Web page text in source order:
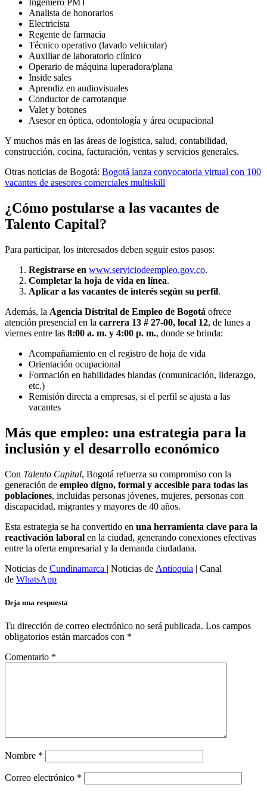
Ingeniero PMT
Analista de honorarios
Electricista
Regente de farmacia
Técnico operativo (lavado vehicular)
Auxiliar de laboratorio clínico
Operario de máquina luperadora/plana
Inside sales
Aprendiz en audiovisuales
Conductor de carrotanque
Valet y botones
Asesor en óptica, odontología y área ocupacional
Y muchos más en las áreas de logística, salud, contabilidad,
construcción, cocina, facturación, ventas y servicios generales.
Otras noticias de Bogotá: Bogotá lanza convocatoria virtual con 100
vacantes de asesores comerciales multiskill
¿Cómo postularse a las vacantes de
Talento Capital?
Para participar, los interesados deben seguir estos pasos:
Registrarse en www.serviciodeempleo.gov.co.
Completar la hoja de vida en línea.
Aplicar a las vacantes de interés según su perfil.
Además, la Agencia Distrital de Empleo de Bogotá ofrece
atención presencial en la carrera 13 # 27-00, local 12, de lunes a
viernes entre las 8:00 a. m. y 4:00 p. m., donde se brinda:
Acompañamiento en el registro de hoja de vida
Orientación ocupacional
Formación en habilidades blandas (comunicación, liderazgo,
etc.)
Remisión directa a empresas, si el perfil se ajusta a las
vacantes
Más que empleo: una estrategia para la
inclusión y el desarrollo económico
Con Talento Capital, Bogotá refuerza su compromiso con la
generación de empleo digno, formal y accesible para todas las
poblaciones, incluidas personas jóvenes, mujeres, personas con
discapacidad, migrantes y mayores de 40 años.
Esta estrategia se ha convertido en una herramienta clave para la
reactivación laboral en la ciudad, generando conexiones efectivas
entre la oferta empresarial y la demanda ciudadana.
Noticias de Cundinamarca | Noticias de Antioquia | Canal
de WhatsApp
Deja una respuesta
Tu dirección de correo electrónico no será publicada. Los campos
obligatorios están marcados con *
Comentario *
Nombre *
Correo electrónico *